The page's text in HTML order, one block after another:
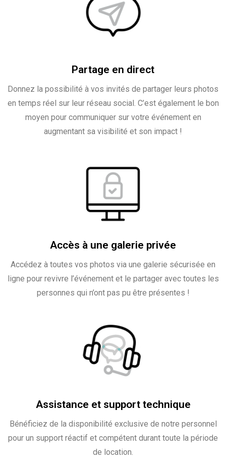
Partage en direct
Donnez la possibilité à vos invités de partager leurs photos
en temps réel sur leur réseau social. C’est également le bon
moyen pour communiquer sur votre événement en
augmentant sa visibilité et son impact !
Accès à une galerie privée
Accédez à toutes vos photos via une galerie sécurisée en
ligne pour revivre l’événement et le partager avec toutes les
personnes qui n’ont pas pu être présentes !
Assistance et support technique
Bénéficiez de la disponibilité exclusive de notre personnel
pour un support réactif et compétent durant toute la période
de location.